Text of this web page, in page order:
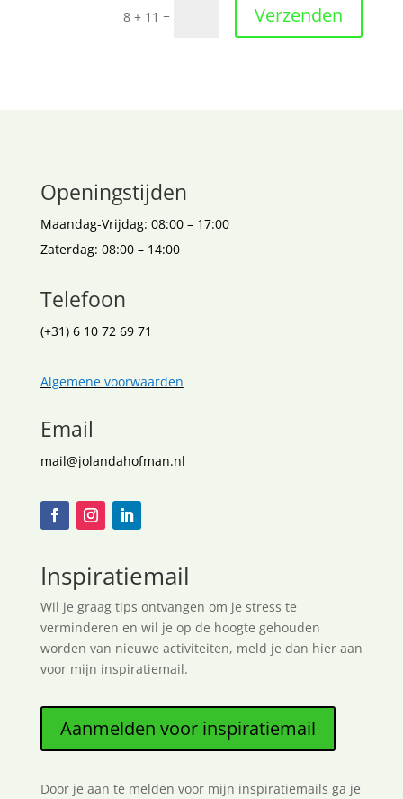
8 + 11 = Verzenden
Openingstijden
Maandag-Vrijdag: 08:00 – 17:00
Zaterdag: 08:00 – 14:00
Telefoon
(+31) 6 10 72 69 71
Algemene voorwaarden
Email
mail@jolandahofman.nl
Inspiratiemail
Wil je graag tips ontvangen om je stress te
verminderen en wil je op de hoogte gehouden
worden van nieuwe activiteiten, meld je dan hier aan
voor mijn inspiratiemail.
Aanmelden voor inspiratiemail
Door je aan te melden voor mijn inspiratiemails ga je